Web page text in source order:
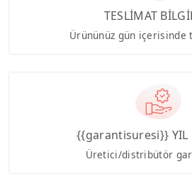
TESLİMAT
Ürününüz gün
{{garantisuresi}} YIL
Üretici/distribütör